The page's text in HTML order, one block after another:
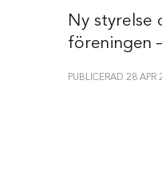
Ny styrelse
föreningen
PUBLICERAD 28 APR